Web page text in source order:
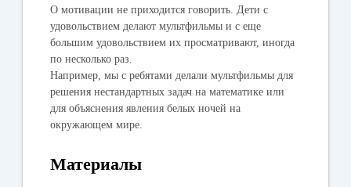
О мотивации не приходится говорить. Дети с
удовольствием делают мультфильмы и с еще
большим удовольствием их просматривают, иногда
по несколько раз.
Например, мы с ребятами делали мультфильмы для
решения нестандартных задач на математике или
для объяснения явления белых ночей на
окружающем мире.
Материалы